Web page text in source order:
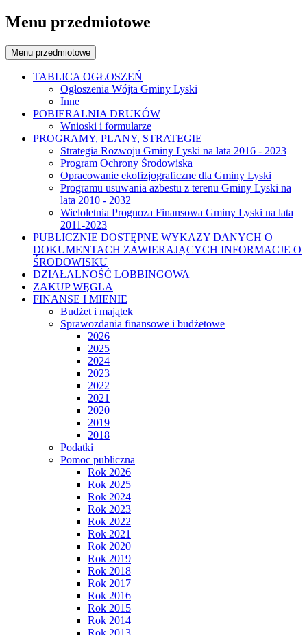
Menu przedmiotowe
Menu przedmiotowe
TABLICA OGŁOSZEŃ
Ogłoszenia Wójta Gminy Lyski
Inne
POBIERALNIA DRUKÓW
Wnioski i formularze
PROGRAMY, PLANY, STRATEGIE
Strategia Rozwoju Gminy Lyski na lata 2016 - 2023
Program Ochrony Środowiska
Opracowanie ekofizjograficzne dla Gminy Lyski
Programu usuwania azbestu z terenu Gminy Lyski na
lata 2010 - 2032
Wieloletnia Prognoza Finansowa Gminy Lyski na lata
2011-2023
PUBLICZNIE DOSTĘPNE WYKAZY DANYCH O
DOKUMENTACH ZAWIERAJĄCYCH INFORMACJE O
ŚRODOWISKU
DZIAŁALNOŚĆ LOBBINGOWA
ZAKUP WĘGLA
FINANSE I MIENIE
Budżet i majątek
Sprawozdania finansowe i budżetowe
2026
2025
2024
2023
2022
2021
2020
2019
2018
Podatki
Pomoc publiczna
Rok 2026
Rok 2025
Rok 2024
Rok 2023
Rok 2022
Rok 2021
Rok 2020
Rok 2019
Rok 2018
Rok 2017
Rok 2016
Rok 2015
Rok 2014